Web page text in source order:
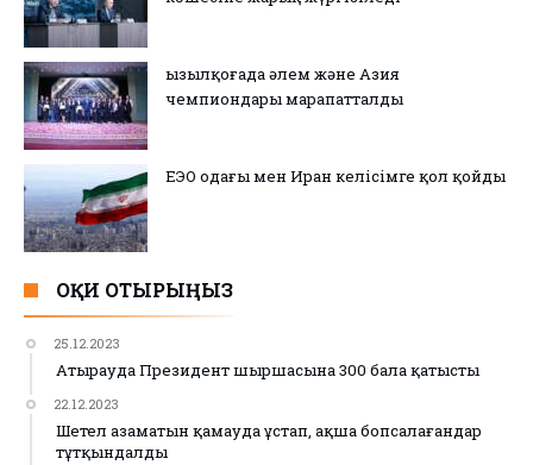
Қызылқоғада әлем және Азия
чемпиондары марапатталды
ЕЭО одағы мен Иран келісімге қол қойды
ОҚИ ОТЫРЫҢЫЗ
25.12.2023
Атырауда Президент шыршасына 300 бала қатысты
22.12.2023
Шетел азаматын қамауда ұстап, ақша бопсалағандар
тұтқындалды